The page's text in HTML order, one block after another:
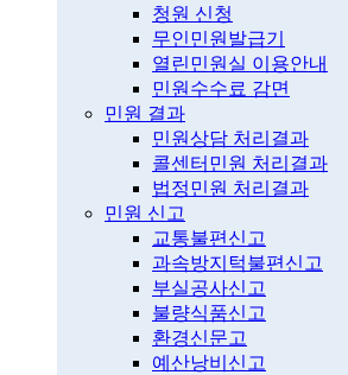
청원 신청
무인민원발급기
열린민원실 이용안내
민원수수료 감면
민원 결과
민원상담 처리결과
콜센터민원 처리결과
법정민원 처리결과
민원 신고
교통불편신고
과속방지턱불편신고
부실공사신고
불량식품신고
환경신문고
예산낭비신고